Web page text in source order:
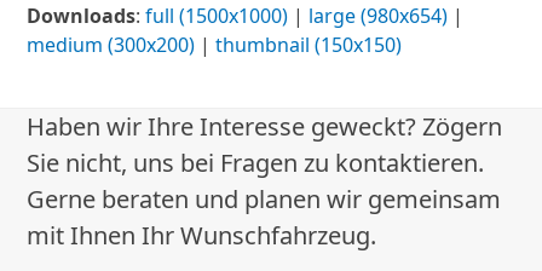
Downloads:full (1500x1000) | large (980x654) |
medium (300x200) |thumbnail (150x150)
Haben wir Ihre Interesse geweckt? Zögern
Sie nicht, uns bei Fragen zu kontaktieren.
Gerne beraten und planen wir gemeinsam
mit Ihnen Ihr Wunschfahrzeug.